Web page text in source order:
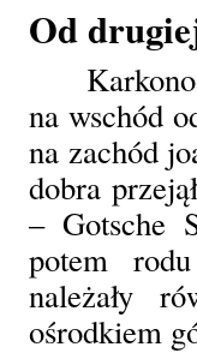
Od
na wschód
na zachód
dobra
– Gotsche
potem
należały
ośrodkiem